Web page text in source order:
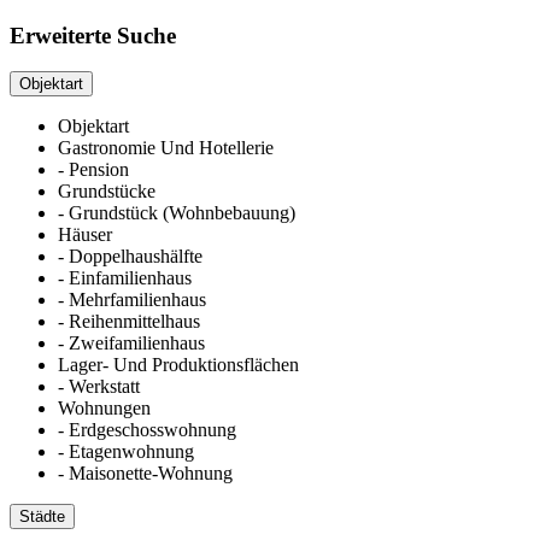
Erweiterte Suche
Objektart
Objektart
Gastronomie Und Hotellerie
- Pension
Grundstücke
- Grundstück (Wohnbebauung)
Häuser
- Doppelhaushälfte
- Einfamilienhaus
- Mehrfamilienhaus
- Reihenmittelhaus
- Zweifamilienhaus
Lager- Und Produktionsflächen
- Werkstatt
Wohnungen
- Erdgeschosswohnung
- Etagenwohnung
- Maisonette-Wohnung
Städte